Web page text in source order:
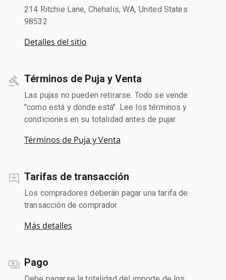
214 Ritchie Lane, Chehalis, WA, United States
98532
Detalles del sitio
Términos de Puja y Venta
Las pujas no pueden retirarse. Todo se vende
"como está y donde está". Lee los términos y
condiciones en su totalidad antes de pujar.
Términos de Puja y Venta
Tarifas de transacción
Los compradores deberán pagar una tarifa de
transacción de comprador
Más detalles
Pago